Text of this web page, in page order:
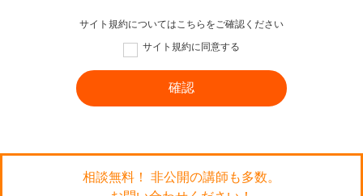
サイト規約についてはこちら をご確認ください
サイト規約に同意する
相談無料！ 非公開の講師も多数。